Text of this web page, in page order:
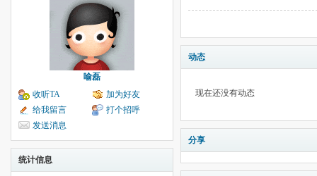
喻磊
收听TA
加为好友
给我留言
打个招呼
发送消息
统计信息
动态
现在还没有动态
分享